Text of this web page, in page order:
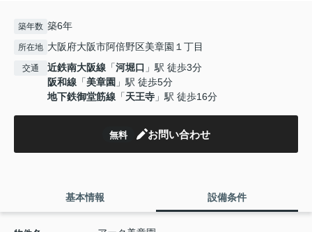
築年数 築6年
所在地 大阪府大阪市阿倍野区美章園１丁目
交通 近鉄南大阪線 「河堀口 」駅 徒歩3分
阪和線 「美章園 」駅 徒歩5分
地下鉄御堂筋線 「天王寺 」駅 徒歩16分
無料 お問い合わせ
基本情報 設備条件